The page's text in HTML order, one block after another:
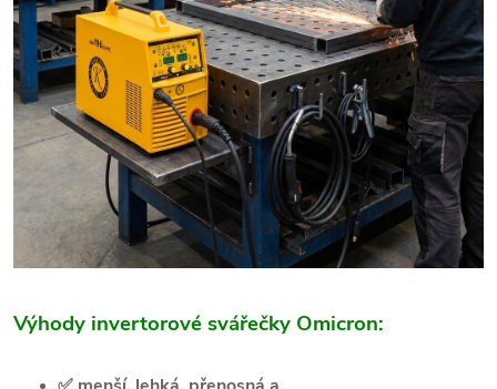
Výhody invertorové svářečky Omicron: